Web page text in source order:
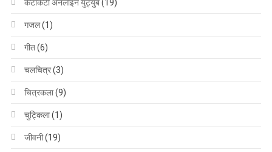
केटाकेटी अनलाइन युट्युब(19)
गजल(1)
गीत(6)
चलचित्र(3)
चित्रकला(9)
चुट्किला(1)
जीवनी(19)